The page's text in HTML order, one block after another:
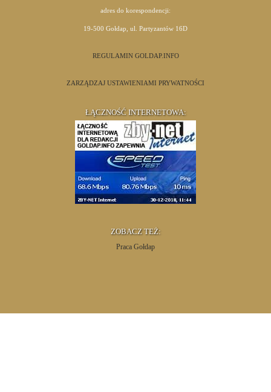
adres do korespondencji:
19-500 Gołdap, ul. Partyzantów 16D
REGULAMIN GOLDAP.INFO
ZARZĄDZAJ USTAWIENIAMI PRYWATNOŚCI
ŁĄCZNOŚĆ INTERNETOWA:
ZOBACZ TEŻ:
Praca Gołdap